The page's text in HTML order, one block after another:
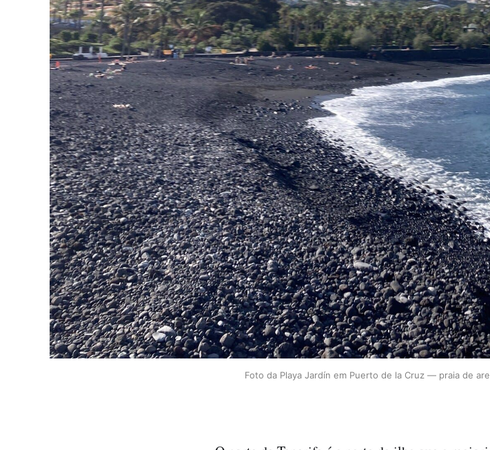
Foto da Playa Jardín em Puerto de la Cruz — praia de